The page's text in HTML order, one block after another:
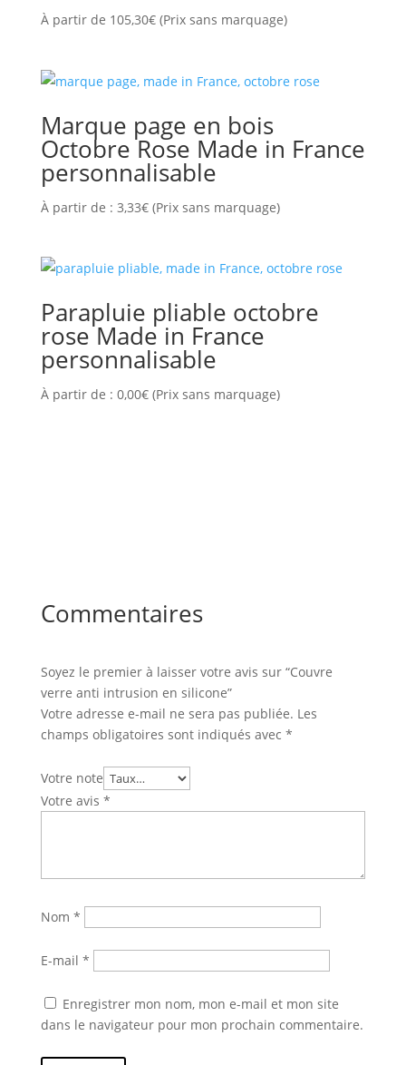
À partir de 105,30€(Prix sans marquage)
Marque page en bois
Octobre Rose Made in France
personnalisable
À partir de : 3,33€(Prix sans marquage)
Parapluie pliable octobre
rose Made in France
personnalisable
À partir de : 0,00€(Prix sans marquage)
Commentaires
Soyez le premier à laisser votre avis sur “Couvre
verre anti intrusion en silicone”
Votre adresse e-mail ne sera pas publiée. Les
champs obligatoires sont indiqués avec *
Votre note
Votre avis *
Nom *
E-mail *
Enregistrer mon nom, mon e-mail et mon site
dans le navigateur pour mon prochain commentaire.